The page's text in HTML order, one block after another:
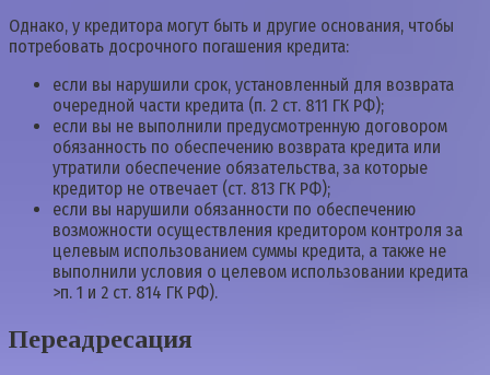
Однако, у кредитора могут быть и другие основания, чтобы
потребовать досрочного погашения кредита:
если вы нарушили срок, установленный для возврата
очередной части кредита (п. 2 ст. 811 ГК РФ);
если вы не выполнили предусмотренную договором
обязанность по обеспечению возврата кредита или
утратили обеспечение обязательства, за которые
кредитор не отвечает (ст. 813 ГК РФ);
если вы нарушили обязанности по обеспечению
возможности осуществления кредитором контроля за
целевым использованием суммы кредита, а также не
выполнили условия о целевом использовании кредита
>п. 1 и 2 ст. 814 ГК РФ).
Переадресация